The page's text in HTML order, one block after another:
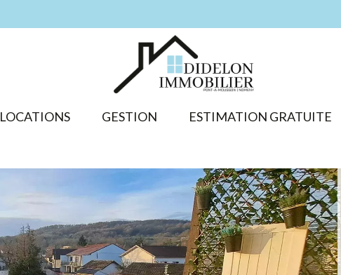
LOCATIONS GESTION ESTIMATION GRATUITE